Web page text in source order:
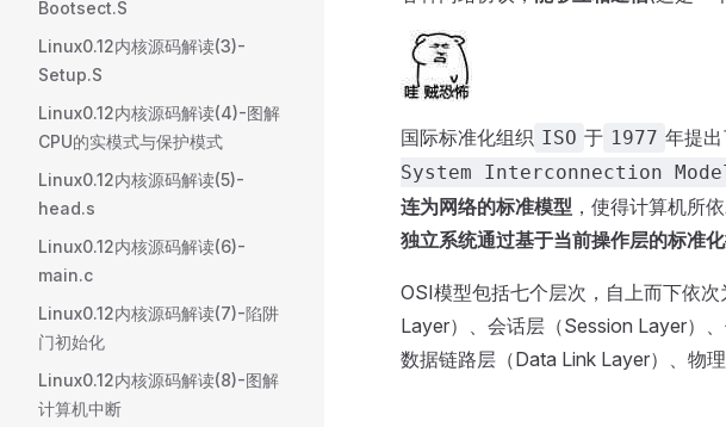
Bootsect.S
Linux0.12内核源码解读(3)-
Setup.S
Linux0.12内核源码解读(4)-图解
CPU的实模式与保护模式
Linux0.12内核源码解读(5)-
head.s
Linux0.12内核源码解读(6)-
main.c
Linux0.12内核源码解读(7)-陷阱
门初始化
Linux0.12内核源码解读(8)-图解
计算机中断
国际标准化组织 ISO 于 1977 年提
System Interconnection
连为网络的标准模型 ，使得计算机所
独立系统通过基于当前操作层的标准
OSI模型包括七个层次，自上而下依
Layer）、会话层（Session Layer）
数据链路层（Data Link Layer）、物